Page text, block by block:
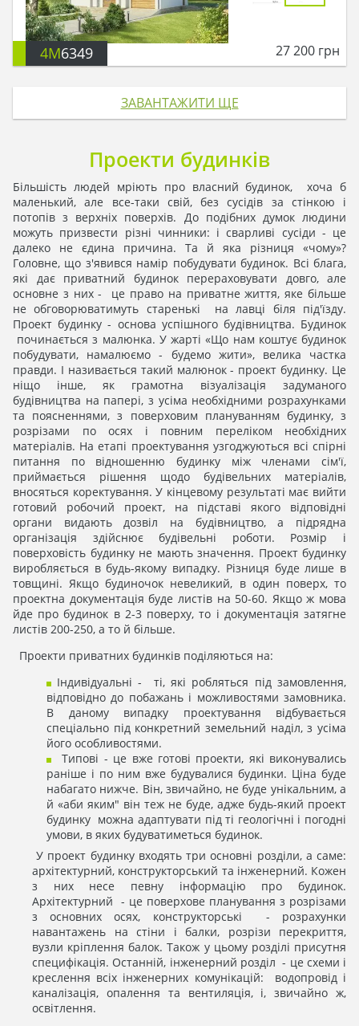
4M6349 27 200 грн
ЗАВАНТАЖИТИ ЩЕ
Проекти будинків
Більшість людей мріють про власний будинок, хоча б
маленький, але все-таки свій, без сусідів за стінкою і
потопів з верхніх поверхів. До подібних думок людини
можуть призвести різні чинники: і сварливі сусіди - це
далеко не єдина причина. Та й яка різниця «чому»?
Головне, що з'явився намір побудувати будинок. Всі блага,
які дає приватний будинок перераховувати довго, але
основне з них - це право на приватне життя, яке більше
не обговорюватимуть старенькі на лавці біля під'їзду.
Проект будинку - основа успішного будівництва. Будинок
починається з малюнка. У жарті «Що нам коштує будинок
побудувати, намалюємо - будемо жити», велика частка
правди. І називається такий малюнок - проект будинку. Це
ніщо інше, як грамотна візуалізація задуманого
будівництва на папері, з усіма необхідними розрахунками
та поясненнями, з поверховим плануванням будинку, з
розрізами по осях і повним переліком необхідних
матеріалів. На етапі проектування узгоджуються всі спірні
питання по відношенню будинку між членами сім'ї,
приймається рішення щодо будівельних матеріалів,
вносяться коректування. У кінцевому результаті має вийти
готовий робочий проект, на підставі якого відповідні
органи видають дозвіл на будівництво, а підрядна
організація здійснює будівельні роботи. Розмір і
поверховість будинку не мають значення. Проект будинку
виробляється в будь-якому випадку. Різниця буде лише в
товщині. Якщо будиночок невеликий, в один поверх, то
проектна документація буде листів на 50-60. Якщо ж мова
йде про будинок в 2-3 поверху, то і документація затягне
листів 200-250, а то й більше.
Проекти приватних будинків поділяються на:
Індивідуальні - ті, які робляться під замовлення,
відповідно до побажань і можливостями замовника.
В даному випадку проектування відбувається
спеціально під конкретний земельний наділ, з усіма
його особливостями.
Типові - це вже готові проекти, які виконувались
раніше і по ним вже будувалися будинки. Ціна буде
набагато нижче. Він, звичайно, не буде унікальним, а
й «аби яким" він теж не буде, адже будь-який проект
будинку можна адаптувати під ті геологічні і погодні
умови, в яких будуватиметься будинок.
У проект будинку входять три основні розділи, а саме:
архітектурний, конструкторський та інженерний. Кожен
з них несе певну інформацію про будинок.
Архітектурний - це поверхове планування з розрізами
з основних осях, конструкторські - розрахунки
навантажень на стіни і балки, розрізи перекриття,
вузли кріплення балок. Також у цьому розділі присутня
специфікація. Останній, інженерний розділ - це схеми і
креслення всіх інженерних комунікацій: водопровід і
каналізація, опалення та вентиляція, і, звичайно ж,
освітлення.